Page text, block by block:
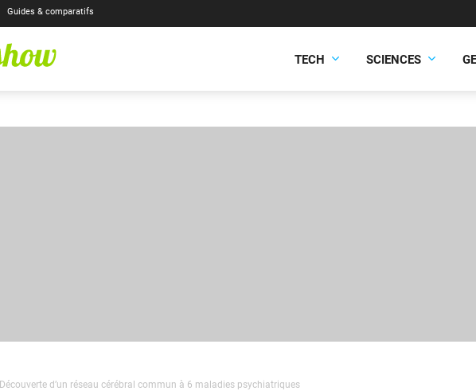
Guides & comparatifs
TECH SCIENCES
Découverte d’un réseau cérébral commun à 6 maladies psychiatriques